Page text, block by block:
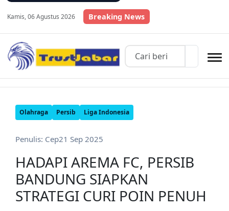
Kamis, 06 Agustus 2026 Breaking News
Olahraga Persib Liga Indonesia
Penulis: Cep21 Sep 2025
HADAPI AREMA FC, PERSIB
BANDUNG SIAPKAN
STRATEGI CURI POIN PENUH